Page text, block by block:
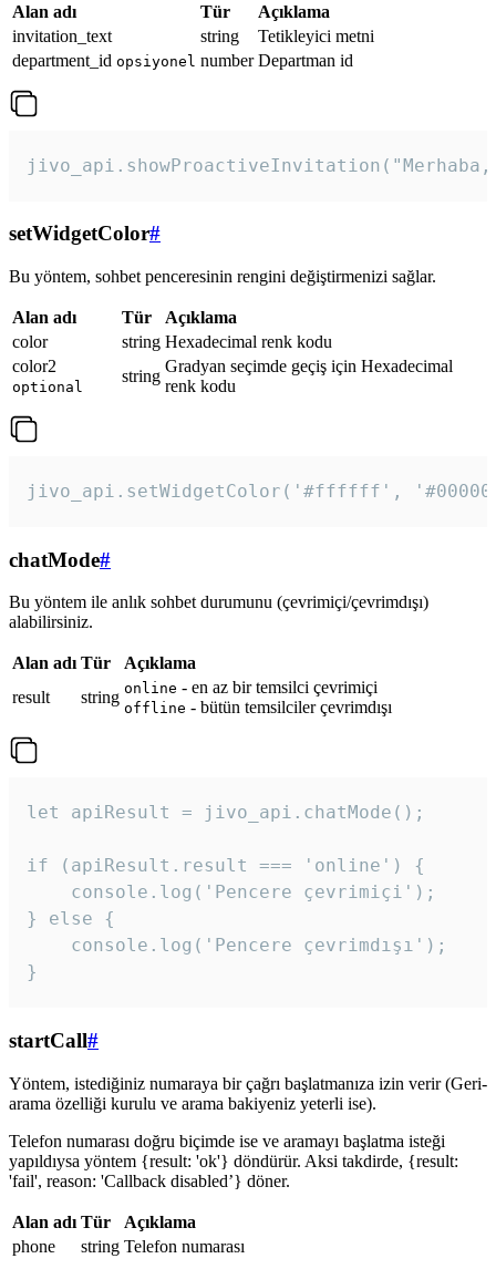
Alan adı Tür
Açıklama
invitation_text
string
Tetikleyici metni
department_id opsiyonel number Departman id
setWidgetColor#
Bu yöntem, sohbet penceresinin rengini değiştirmenizi sağlar.
Alan adı Tür
Açıklama
color
string Hexadecimal renk kodu
color2
optional
string
Gradyan seçimde geçiş için Hexadecimal
renk kodu
jivo_api.setWidgetColor('#ffffff',
chatMode#
Bu yöntem ile anlık sohbet durumunu (çevrimiçi/çevrimdışı)
alabilirsiniz.
Alan adı Tür
Açıklama
result
string online - en az bir temsilci çevrimiçi
offline - bütün temsilciler çevrimdışı
let apiResult = jivo_api.chatMode();
if (apiResult.result === 'online') {
    console.log('Pencere çevrimiçi');
} else {
    console.log('Pencere çevrimdışı');
}
startCall#
Yöntem, istediğiniz numaraya bir çağrı başlatmanıza izin verir (Geri-
arama özelliği kurulu ve arama bakiyeniz yeterli ise).
Telefon numarası doğru biçimde ise ve aramayı başlatma isteği
yapıldıysa yöntem {result: 'ok'} döndürür. Aksi takdirde, {result:
'fail', reason: 'Callback disabled’} döner.
Alan adı Tür
Açıklama
phone
string Telefon numarası